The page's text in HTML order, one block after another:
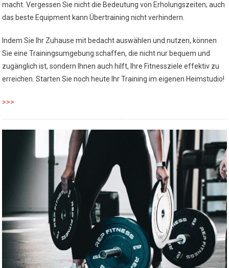
macht. Vergessen Sie nicht die Bedeutung von Erholungszeiten; auch
das beste Equipment kann Übertraining nicht verhindern.
Indem Sie Ihr Zuhause mit bedacht auswählen und nutzen, können
Sie eine Trainingsumgebung schaffen, die nicht nur bequem und
zugänglich ist, sondern Ihnen auch hilft, Ihre Fitnessziele effektiv zu
erreichen. Starten Sie noch heute Ihr Training im eigenen Heimstudio!
>>>